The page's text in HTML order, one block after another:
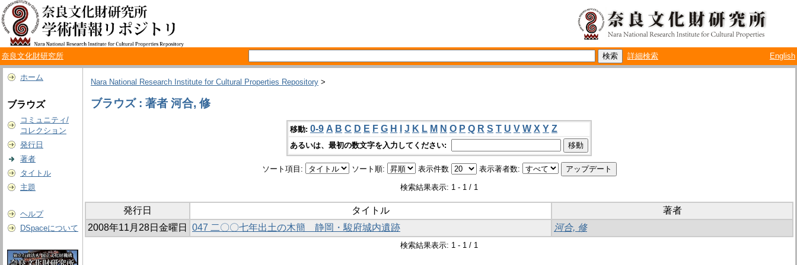
奈良文化財研究所 詳細検索 English
ホーム
ブラウズ
コミュニティ/
コレクション
発行日
著者
タイトル
主題
ヘルプ
DSpaceについて
Nara National Research Institute for Cultural Properties Repository >
ブラウズ : 著者 河合, 修
移動: 0-9 A B C D E F G H J K L M N O P Q R S T U V W X Y Z
あるいは、最初の数文字を入力してください:
ソート項目: ソート順: 表示件数 表示著者数:
検索結果表示: 1 - 1 / 1
発行日 タイトル
著者
2008年11月28日金曜日
047 二〇〇七年出土の木簡 静岡・駿府城内遺跡 河合, 修
検索結果表示: 1 - 1 / 1